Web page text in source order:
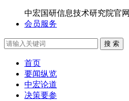
中宏国研信息技术研究院官网
会员服务
搜 索
首页
要闻纵览
中宏论道
决策要参